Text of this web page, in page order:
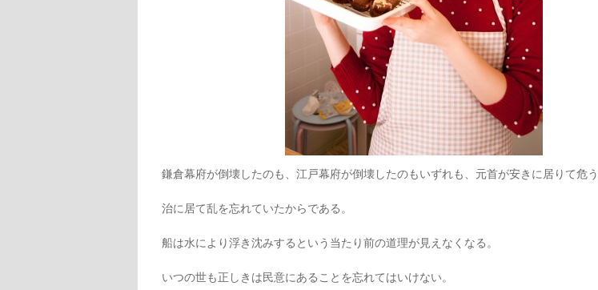
鎌倉幕府が倒壊したのも、江戸幕府が倒壊したのもいずれも、元首が安きに居りて危う
治に居て乱を忘れていたからである。
船は水により浮き沈みするという当たり前の道理が見えなくなる。
いつの世も正しきは民意にあることを忘れてはいけない。